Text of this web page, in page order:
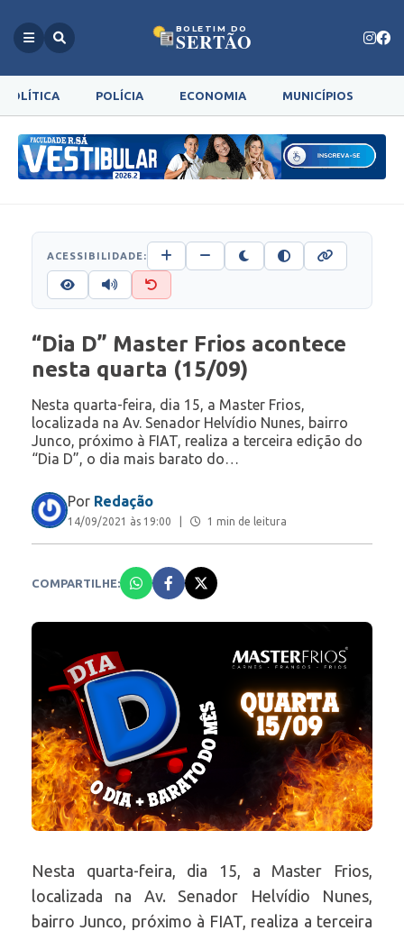
BOLETIM DO
SERTÃO
POLÍTICA POLÍCIA ECONOMIA MUNICÍPIOS
ACESSIBILIDADE:
“Dia D” Master Frios acontece
nesta quarta (15/09)
Nesta quarta-feira, dia 15, a Master Frios,
localizada na Av. Senador Helvídio Nunes, bairro
Junco, próximo à FIAT, realiza a terceira edição do
“Dia D”, o dia mais barato do…
Por Redação
14/09/2021 às 19:00 1 min de leitura
COMPARTILHE:
Nesta quarta-feira, dia 15, a Master Frios,
localizada na Av. Senador Helvídio Nunes,
bairro Junco, próximo à FIAT, realiza a terceira